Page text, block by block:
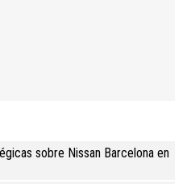
sobre Nissan Barcelona en